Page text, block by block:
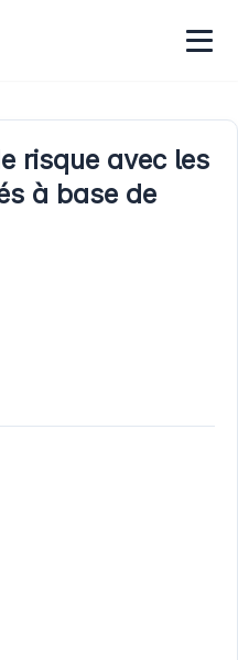
risque avec les
à base de